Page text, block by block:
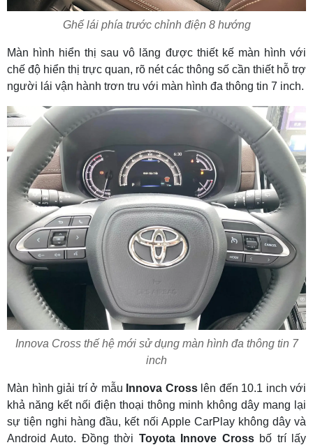
Ghế lái phía trước chỉnh điện 8 hướng
Màn hình hiển thị sau vô lăng được thiết kế màn hình với
chế độ hiển thị trực quan, rõ nét các thông số cần thiết hỗ trợ
người lái vận hành trơn tru với màn hình đa thông tin 7 inch.
Innova Cross thế hệ mới sử dụng màn hình đa thông tin 7
inch
Màn hình giải trí ở mẫu Innova Crosslên đến 10.1 inch với
khả năng kết nối điện thoại thông minh không dây mang lại
sự tiện nghi hàng đầu, kết nối Apple CarPlay không dây và
Android Auto. Đồng thời Toyota Innove Crossbố trí lấy